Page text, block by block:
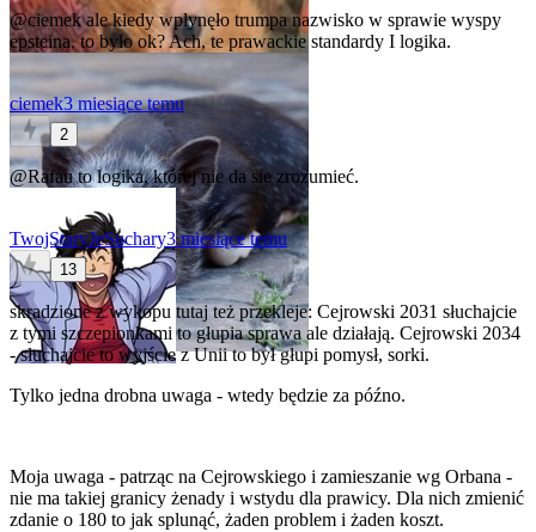
@ciemekale kiedy wpłynęło trumpa nazwisko w sprawie wyspy
epsteina, to było ok? Ach, te prawackie standardy I logika.
ciemek3 miesiące temu
2
@Rafauto logika, której nie da sie zrozumieć.
TwojStaryJeSuchary3 miesiące temu
13
skradzione z wykopu tutaj też przekleje: Cejrowski 2031 słuchajcie
z tymi szczepionkami to głupia sprawa ale działają. Cejrowski 2034
- słuchajcie to wyjście z Unii to był głupi pomysł, sorki.
Tylko jedna drobna uwaga - wtedy będzie za późno.
Moja uwaga - patrząc na Cejrowskiego i zamieszanie wg Orbana -
nie ma takiej granicy żenady i wstydu dla prawicy. Dla nich zmienić
zdanie o 180 to jak splunąć, żaden problem i żaden koszt.